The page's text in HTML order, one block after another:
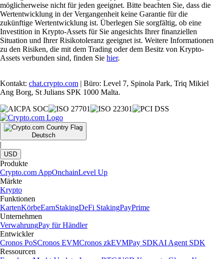
möglicherweise nicht für jeden geeignet. Bitte beachten Sie, dass die
Wertentwicklung in der Vergangenheit keine Garantie für die
zukünftige Wertentwicklung ist. Überlegen Sie sorgfältig, ob eine
Investition in Krypto-Assets für Sie angesichts Ihrer finanziellen
Situation und Ihrer Risikotoleranz geeignet ist. Weitere Informationen
zu den Risiken, die mit dem Trading oder dem Besitz von Krypto-
Assets verbunden sind, finden Sie hier.
Kontakt: chat.crypto.com | Büro: Level 7, Spinola Park, Triq Mikiel
Ang Borg, St Julians SPK 1000 Malta.
Deutsch
|
USD
Produkte
Crypto.com AppOnchainLevel Up
Märkte
Krypto
Funktionen
KartenKörbeEarnStakingDeFi StakingPayPrime
Unternehmen
VerwahrungPay für Händler
Entwickler
Cronos PoSCronos EVMCronos zkEVMPay SDKAI Agent SDK
Ressourcen